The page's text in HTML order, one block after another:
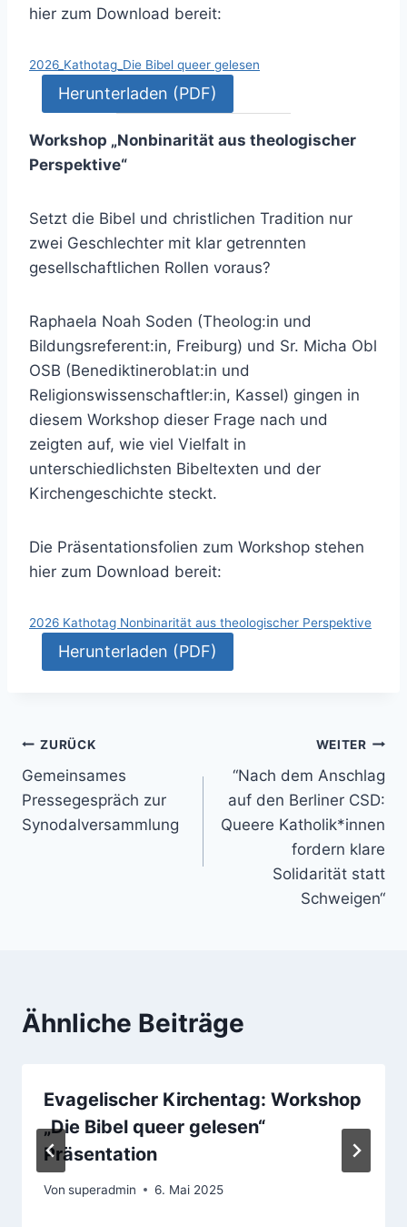
hier zum Download bereit:
2026_Kathotag_Die Bibel queer gelesen
Herunterladen (PDF)
Workshop „Nonbinarität aus theologischer
Perspektive“
Setzt die Bibel und christlichen Tradition nur
zwei Geschlechter mit klar getrennten
gesellschaftlichen Rollen voraus?
Raphaela Noah Soden (Theolog:in und
Bildungsreferent:in, Freiburg) und Sr. Micha Obl
OSB (Benediktineroblat:in und
Religionswissenschaftler:in, Kassel) gingen in
diesem Workshop dieser Frage nach und
zeigten auf, wie viel Vielfalt in
unterschiedlichsten Bibeltexten und der
Kirchengeschichte steckt.
Die Präsentationsfolien zum Workshop stehen
hier zum Download bereit:
2026 Kathotag Nonbinarität aus theologischer Perspektive
Herunterladen (PDF)
Beitragsnavigation
ZURÜCK
Gemeinsames
Pressegespräch zur
Synodalversammlung
WEITER
“Nach dem Anschlag
auf den Berliner CSD:
Queere Katholik*innen
fordern klare
Solidarität statt
Schweigen“
Ähnliche Beiträge
Evagelischer Kirchentag: Workshop
„Die Bibel queer gelesen“
Präsentation
Von superadmin 6. Mai 2025